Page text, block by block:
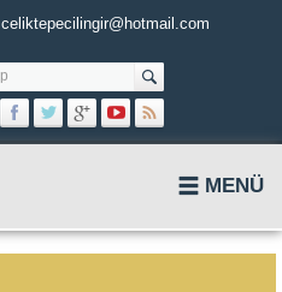
celiktepecilingir@hotmail.com
MENÜ